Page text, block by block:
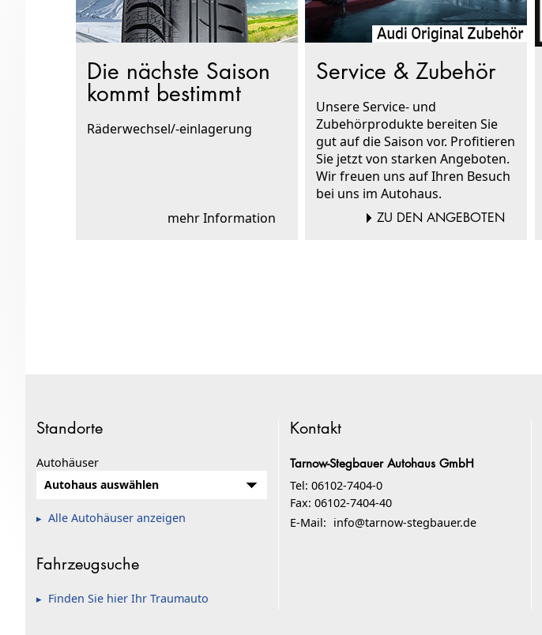
Die nächste Saison
kommt bestimmt
Räderwechsel/-einlagerung
mehr Information
Service & Zubehör
Unsere Service- und
Zubehörprodukte bereiten Sie
gut auf die Saison vor. Profitieren
Sie jetzt von starken Angeboten.
Wir freuen uns auf Ihren Besuch
bei uns im Autohaus.
ZU DEN ANGEBOTEN
Standorte
Autohäuser
Alle Autohäuser anzeigen
Fahrzeugsuche
Finden Sie hier Ihr Traumauto
Kontakt
Tarnow-Stegbauer Autohaus GmbH
Tel: 06102-7404-0
Fax: 06102-7404-40
E-Mail: info@tarnow-stegbauer.de